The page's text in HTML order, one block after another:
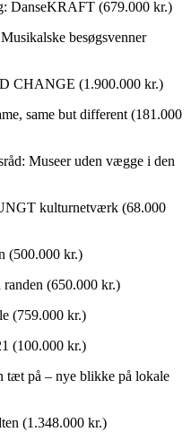
(679.000 kr.)
besøgsvenner
(1.900.000 kr.)
same but different (181.000
Museer uden vægge i den
kulturnetværk (68.000
kr.)
(650.000 kr.)
(759.000 kr.)
(100.000 kr.)
på – nye blikke på lokale
(1.348.000 kr.)